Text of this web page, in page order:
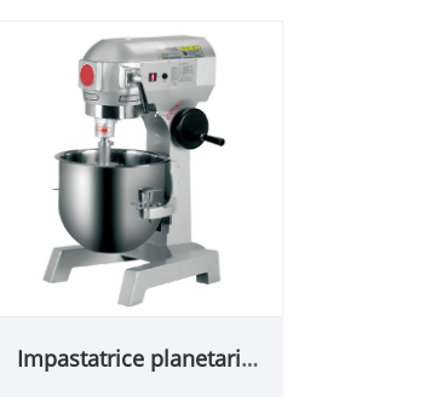
Impastatrice planetaria